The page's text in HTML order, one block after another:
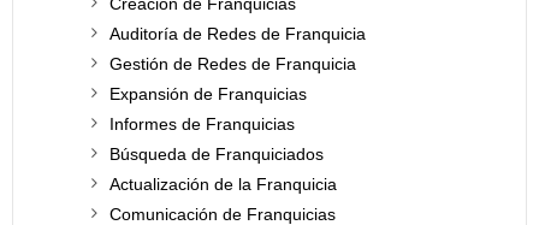
Auditoría de Redes de Franquicia
Gestión de Redes de Franquicia
Expansión de Franquicias
Informes de Franquicias
Búsqueda de Franquiciados
Actualización de la Franquicia
Comunicación de Franquicias